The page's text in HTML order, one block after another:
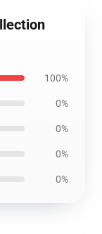
100%
0%
0%
0%
0%